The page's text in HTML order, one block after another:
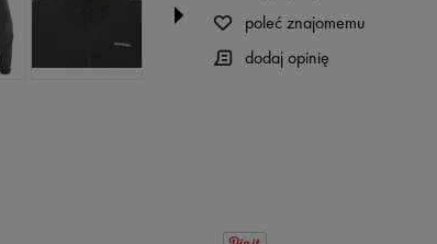
poleć znajomemu
dodaj opinię